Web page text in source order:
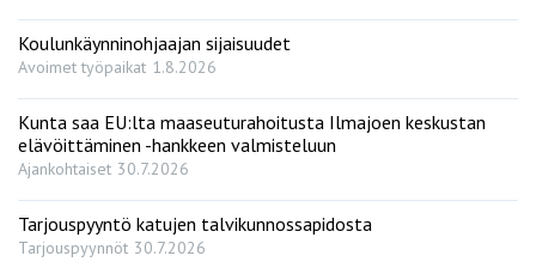
Koulunkäynninohjaajan sijaisuudet
Avoimet työpaikat 1.8.2026
Kunta saa EU:lta maaseuturahoitusta Ilmajoen keskustan
elävöittäminen -hankkeen valmisteluun
Ajankohtaiset 30.7.2026
Tarjouspyyntö katujen talvikunnossapidosta
Tarjouspyynnöt 30.7.2026